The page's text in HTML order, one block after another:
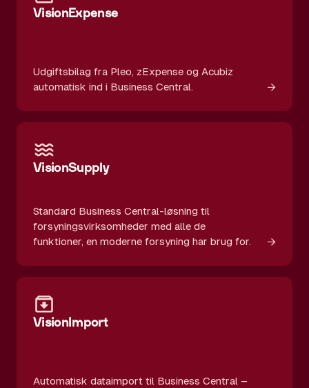
VisionExpense
Udgiftsbilag fra Pleo, zExpense og Acubiz
automatisk ind i Business Central.
→
VisionSupply
Standard Business Central-løsning til
forsyningsvirksomheder med alle de
funktioner, en moderne forsyning har brug for.
→
VisionImport
Automatisk dataimport til Business Central –